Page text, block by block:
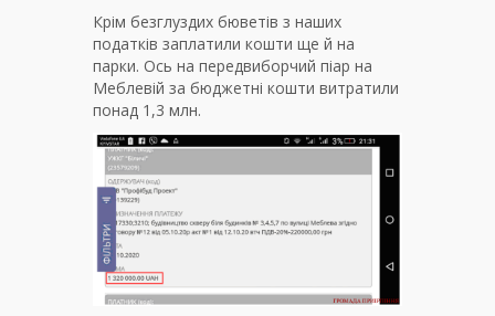
Крім безглуздих бюветів з наших
податків заплатили кошти ще й на
парки. Ось на передвиборчий піар на
Меблевій за бюджетні кошти витратили
понад 1,3 млн.